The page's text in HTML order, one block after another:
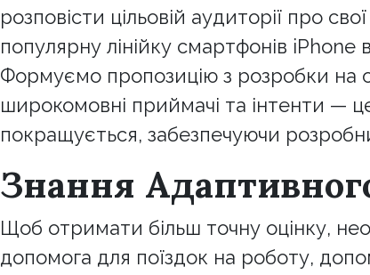
розповісти цільовій аудиторії про
популярну лінійку смартфонів
Формуємо пропозицію з розробки на
широкомовні приймачі та інтенти —
покращується, забезпечуючи
Знання
Щоб отримати більш точну оцінку,
допомога для поїздок на роботу,